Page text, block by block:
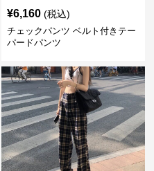
¥6,160 (税込)
チェックパンツ ベルト付きテー
パードパンツ